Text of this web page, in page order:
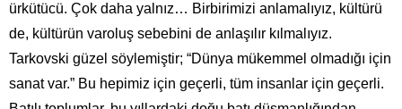
ürkütücü. Çok daha yalnız… Birbirimizi anlamalıyız, kültürü
de, kültürün varoluş sebebini de anlaşılır kılmalıyız.
Tarkovski güzel söylemiştir; “Dünya mükemmel olmadığı için
sanat var.” Bu hepimiz için geçerli, tüm insanlar için geçerli.